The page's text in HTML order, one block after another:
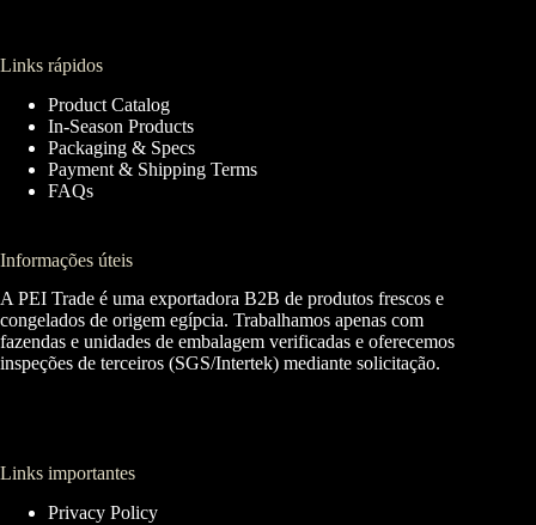
Links rápidos
Product Catalog
In-Season Products
Packaging & Specs
Payment & Shipping Terms
FAQs
Informações úteis
A PEI Trade é uma exportadora B2B de produtos frescos e
congelados de origem egípcia. Trabalhamos apenas com
fazendas e unidades de embalagem verificadas e oferecemos
inspeções de terceiros (SGS/Intertek) mediante solicitação.
Links importantes
Privacy Policy